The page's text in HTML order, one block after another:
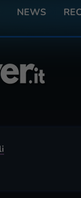
NEWS